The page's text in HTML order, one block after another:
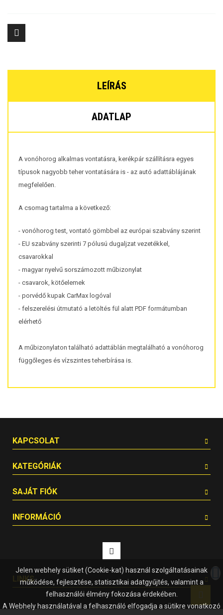
LEÍRÁS
ADATLAP
A vonóhorog alkalmas vontatásra, kerékpár szállításra egyes
típusok nagyobb teher vontatására is - az autó adattáblájának
megfelelően.
A csomag tartalma a következő:
- vonóhorog test, vontató gömbbel az európai szabvány szerint
- EU szabvány szerinti 7 pólusú dugaljzat vezetékkel,
csavarokkal
- magyar nyelvű sorszámozott műbizonylat
- csavarok, kötőelemek
- porvédő kupak CarMax logóval
- felszerelési útmutató a letöltés fül alatt PDF formátumban
elérhető
A műbizonylaton található adattáblán megtalálható a vonóhorog
függőleges és vízszintes teherbírása is.
KAPCSOLAT
KATEGÓRIÁK
SAJÁT FIÓK
INFORMÁCIÓ
LINKS
Jelen webhely sütiket (Cookie-kat) használ szolgáltatásainak
működése, fejlesztése, statisztikai adatgyűjtés, valamint a
felhasználói élmény fokozása érdekében.
A Webhely használatával a felhasználó elfogadja a sütikre vonatkozó